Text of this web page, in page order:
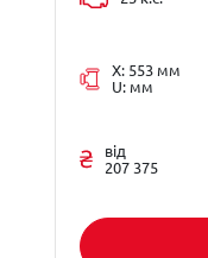
X: 553 мм
U: мм
від
207 375